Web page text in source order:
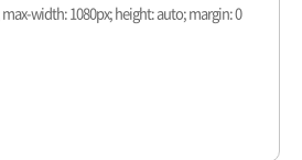
width: 1080px; height: auto; margin: 0